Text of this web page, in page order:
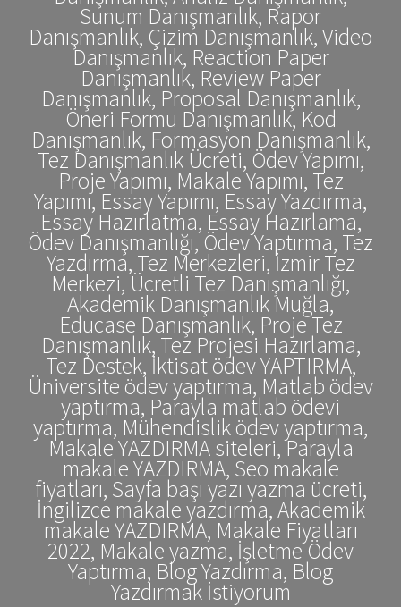
Sunum Danışmanlık, Rapor
Danışmanlık, Çizim Danışmanlık, Video
Danışmanlık, Reaction Paper
Danışmanlık, Review Paper
Danışmanlık, Proposal Danışmanlık,
Öneri Formu Danışmanlık, Kod
Danışmanlık, Formasyon Danışmanlık,
Tez Danışmanlık Ücreti, Ödev Yapımı,
Proje Yapımı, Makale Yapımı, Tez
Yapımı, Essay Yapımı, Essay Yazdırma,
Essay Hazırlatma, Essay Hazırlama,
Ödev Danışmanlığı, Ödev Yaptırma, Tez
Yazdırma, Tez Merkezleri, İzmir Tez
Merkezi, Ücretli Tez Danışmanlığı,
Akademik Danışmanlık Muğla,
Educase Danışmanlık, Proje Tez
Danışmanlık, Tez Projesi Hazırlama,
Tez Destek, İktisat ödev YAPTIRMA,
Üniversite ödev yaptırma, Matlab ödev
yaptırma, Parayla matlab ödevi
yaptırma, Mühendislik ödev yaptırma,
Makale YAZDIRMA siteleri, Parayla
makale YAZDIRMA, Seo makale
fiyatları, Sayfa başı yazı yazma ücreti,
İngilizce makale yazdırma, Akademik
makale YAZDIRMA, Makale Fiyatları
2022, Makale yazma, İşletme Ödev
Yaptırma, Blog Yazdırma, Blog
Yazdırmak İstiyorum